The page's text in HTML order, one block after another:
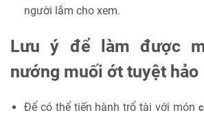
người lắm cho xem.
Lưu ý để làm được
nướng muối ớt tuyệt hảo
Để có thể tiến hành trổ tài với món